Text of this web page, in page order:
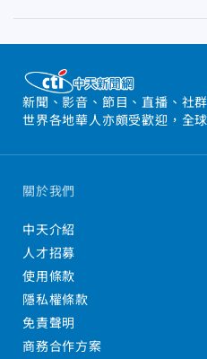
新聞、影音、節目、直播、社
世界各地華人亦頗受歡迎，全
關於我們
中天介紹
人才招募
使用條款
隱私權條款
免責聲明
商務合作方案